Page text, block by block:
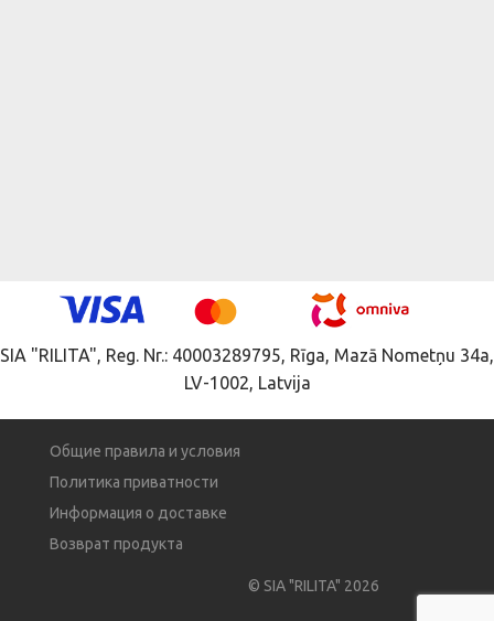
SIA "RILITA", Reg. Nr.: 40003289795, Rīga, Mazā Nometņu 34a,
LV-1002, Latvija
Общие правила и условия
Политика приватности
Информация о доставке
Возврат продукта
© SIA "RILITA" 2026